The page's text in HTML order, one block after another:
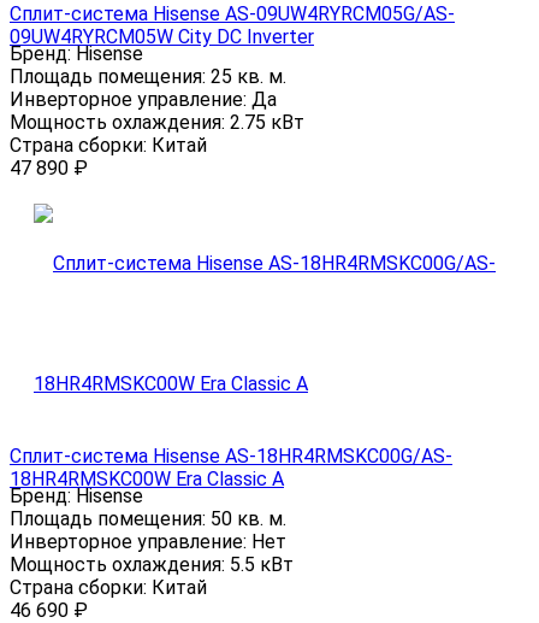
Сплит-система Hisense AS-09UW4RYRCM05G/AS-
09UW4RYRCM05W City DC Inverter
Бренд:Hisense
Площадь помещения: 25 кв. м.
Инверторное управление: Да
Мощность охлаждения: 2.75 кВт
Страна сборки: Китай
47 890 ₽
Сплит-система Hisense AS-18HR4RMSKC00G/AS-
18HR4RMSKC00W Era Classic A
Бренд:Hisense
Площадь помещения: 50 кв. м.
Инверторное управление: Нет
Мощность охлаждения: 5.5 кВт
Страна сборки: Китай
46 690 ₽